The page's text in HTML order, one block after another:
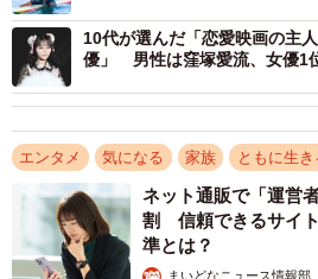
10代が選んだ「恋愛映画の主
優」 男性は窪塚愛流、女優1
エンタメ 気になる 家族 ともに生き
ネット通販で「運営
割 信頼できるサイ
準とは？
まいどなニュース情報部